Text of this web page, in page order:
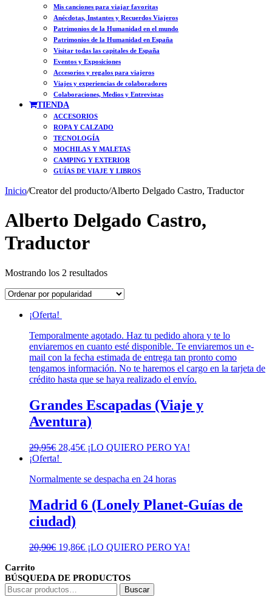
Mis canciones para viajar favoritas
Anécdotas, Instantes y Recuerdos Viajeros
Patrimonios de la Humanidad en el mundo
Patrimonios de la Humanidad en España
Visitar todas las capitales de España
Eventos y Exposiciones
Accesorios y regalos para viajeros
Viajes y experiencias de colaboradores
Colaboraciones, Medios y Entrevistas
TIENDA
ACCESORIOS
ROPA Y CALZADO
TECNOLOGÍA
MOCHILAS Y MALETAS
CAMPING Y EXTERIOR
GUÍAS DE VIAJE Y LIBROS
Inicio/Creator del producto/Alberto Delgado Castro, Traductor
Alberto Delgado Castro,
Traductor
Mostrando los 2 resultadosOrdenado
popularidad
¡Oferta!
Temporalmente agotado. Haz tu pedido ahora y te lo
enviaremos en cuanto esté disponible. Te enviaremos un e-
mail con la fecha estimada de entrega tan pronto como
tengamos información. No te haremos el cargo en la tarjeta de
crédito hasta que se haya realizado el envío.
Grandes Escapadas (Viaje y
Aventura)
29,95€ El
precio
era:
28,45€El
es:
¡LO QUIERO PERO YA!
¡Oferta!
Normalmente se despacha en 24 horas
Madrid 6 (Lonely Planet-Guías de
ciudad)
20,90€ El
era:
20,90€.
19,86€El
es:
¡LO QUIERO PERO YA!
Carrito
BÚSQUEDA DE PRODUCTOS
Buscar
Buscar